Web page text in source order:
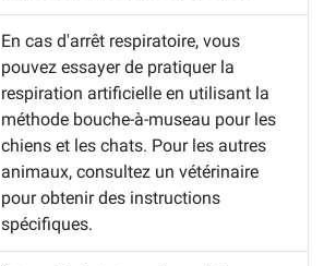
En cas d'arrêt respiratoire, vous
pouvez essayer de pratiquer la
respiration artificielle en utilisant la
méthode bouche-à-museau pour les
chiens et les chats. Pour les autres
animaux, consultez un vétérinaire
pour obtenir des instructions
spécifiques.